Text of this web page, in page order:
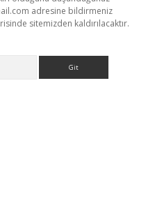
adresine bildirmeniz
sitemizden kaldırılacaktır.